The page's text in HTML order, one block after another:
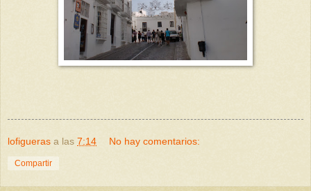
lofigueras a las 7:14 No hay comentarios:
Compartir